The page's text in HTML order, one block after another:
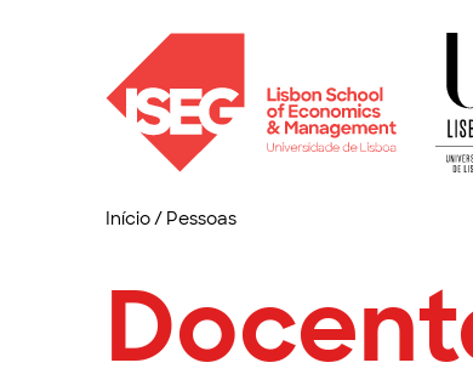
Início/ Pessoas